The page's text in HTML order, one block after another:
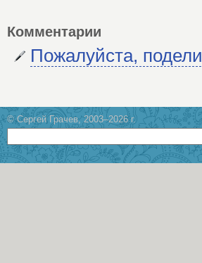
Комментарии
Пожалуйста,
© Сергей Грачев, 2003–2026 г.